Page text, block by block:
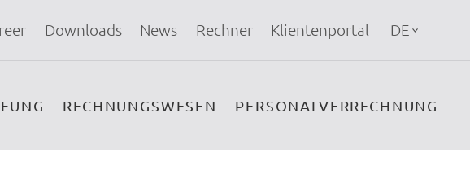
Downloads News Rechner Klientenportal DE
RECHNUNGSWESEN PERSONALVERRECHNUNG